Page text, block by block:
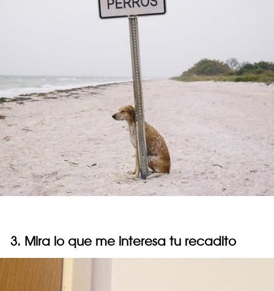
3. Mira lo que me interesa tu recadito